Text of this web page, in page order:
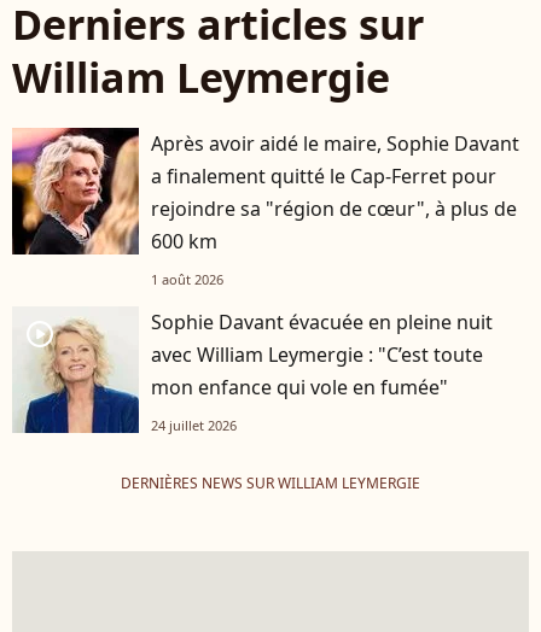
Derniers articles sur
William Leymergie
Après avoir aidé le maire, Sophie Davant
a finalement quitté le Cap-Ferret pour
rejoindre sa "région de cœur", à plus de
600 km
1 août 2026
player2
Sophie Davant évacuée en pleine nuit
avec William Leymergie : "C’est toute
mon enfance qui vole en fumée"
24 juillet 2026
DERNIÈRES NEWS SUR WILLIAM LEYMERGIE